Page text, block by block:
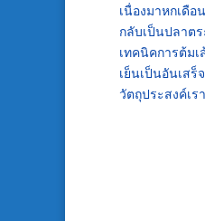
เนื่องมาหกเดื
กลับเป็นปลาต
เทคนิคการต้ม
เย็นเป็นอันเส
วัตถุประสงค์เร